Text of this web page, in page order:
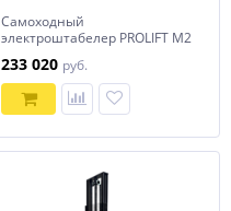
Самоходный
электроштабелер PROLIFT M2
233 020 руб.